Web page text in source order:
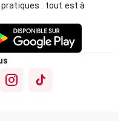
: tout est à